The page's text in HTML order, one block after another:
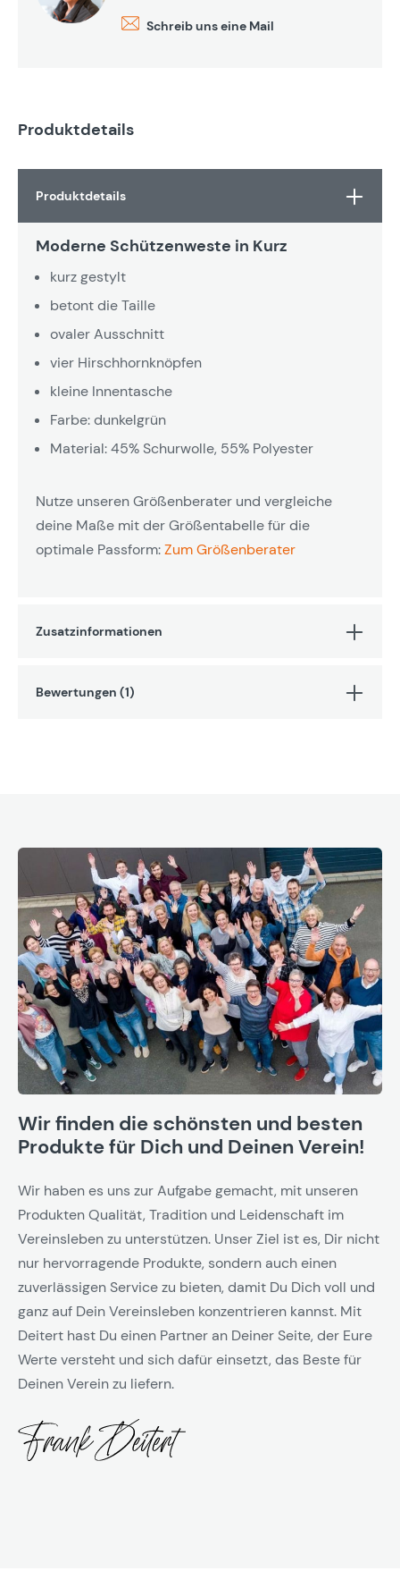
Schreib uns eine Mail
Produktdetails
Produktdetails
Moderne Schützenweste in Kurz
kurz gestylt
betont die Taille
ovaler Ausschnitt
vier Hirschhornknöpfen
kleine Innentasche
Farbe: dunkelgrün
Material: 45% Schurwolle, 55% Polyester
Nutze unseren Größenberater und vergleiche
deine Maße mit der Größentabelle für die
optimale Passform:Zum Größenberater
Zusatzinformationen
Bewertungen (1)
Wir finden die schönsten und besten
Produkte für Dich und Deinen Verein!
Wir haben es uns zur Aufgabe gemacht, mit unseren
Produkten Qualität, Tradition und Leidenschaft im
Vereinsleben zu unterstützen. Unser Ziel ist es, Dir nicht
nur hervorragende Produkte, sondern auch einen
zuverlässigen Service zu bieten, damit Du Dich voll und
ganz auf Dein Vereinsleben konzentrieren kannst. Mit
Deitert hast Du einen Partner an Deiner Seite, der Eure
Werte versteht und sich dafür einsetzt, das Beste für
Deinen Verein zu liefern.